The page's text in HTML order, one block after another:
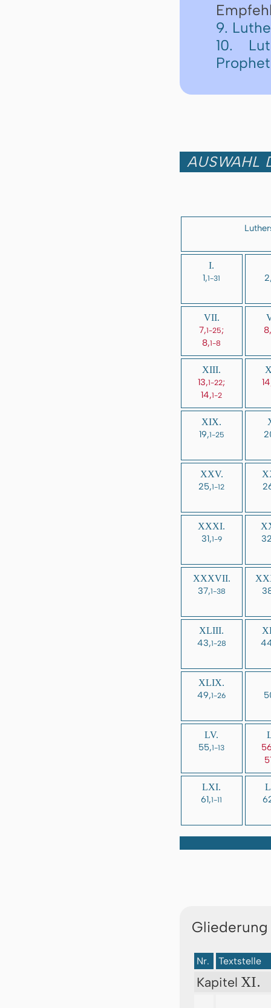
9.
10.
AUSWAHL
I.
1,1-31
VII.
7,1-25;
8,1-8
8,
XIII.
13,1-22;
14,1-2
XIX.
19,1-25
XXV.
25,1-12
XXXI.
31,1-9
XXXVII.
37,1-38
XLIII.
43,1-28
XLIX.
49,1-26
LV.
55,1-13
LXI.
61,1-11
Nr. Textstelle
Kapitel XI.